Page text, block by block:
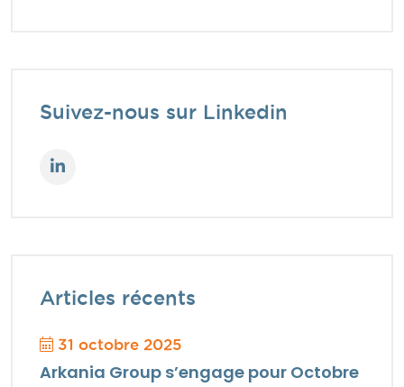
Suivez-nous sur Linkedin
Articles récents
31 octobre 2025
Arkania Group s’engage pour Octobre